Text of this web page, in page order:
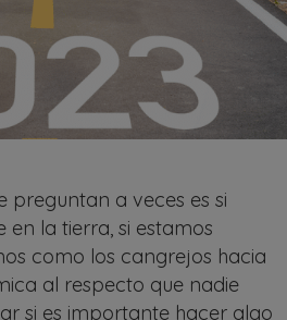
preguntan a veces es si
la tierra, si estamos
como los cangrejos hacia
al respecto que nadie
si es importante hacer algo